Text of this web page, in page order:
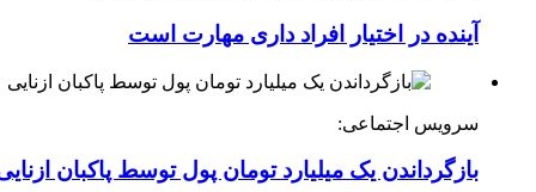
آینده در اختیار افراد داری مهارت است
سرویس اجتماعی:
بازگرداندن یک میلیارد تومان پول توسط پاکبان